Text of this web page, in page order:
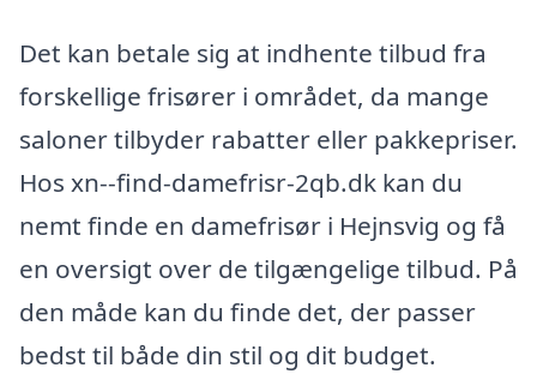
Det kan betale sig at indhente tilbud fra
forskellige frisører i området, da mange
saloner tilbyder rabatter eller pakkepriser.
Hos xn--find-damefrisr-2qb.dk kan du
nemt finde en damefrisør i Hejnsvig og få
en oversigt over de tilgængelige tilbud. På
den måde kan du finde det, der passer
bedst til både din stil og dit budget.